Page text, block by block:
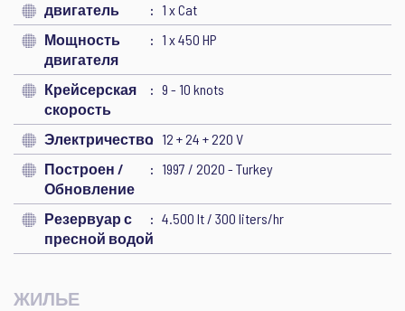
двигатель
1 x Cat
Мощность
двигателя
1 x 450 HP
Крейсерская
скорость
9 - 10 knots
Электричество 12 + 24 + 220 V
Построен /
Обновление
1997 / 2020 - Turkey
Резервуар с
пресной водой
4.500 lt / 300 liters/hr
ЖИЛЬЕ